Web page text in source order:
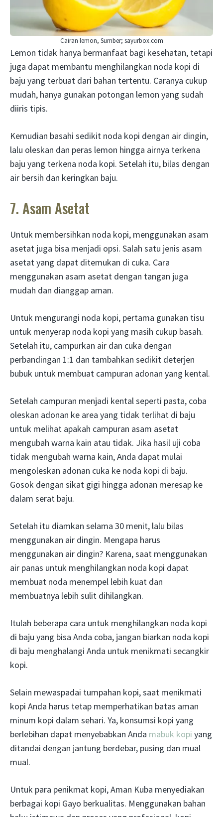
Cairan lemon, Sumber; sayurbox.com
Lemon tidak hanya bermanfaat bagi kesehatan, tetapi
juga dapat membantu menghilangkan noda kopi di
baju yang terbuat dari bahan tertentu. Caranya cukup
mudah, hanya gunakan potongan lemon yang sudah
diiris tipis.
Kemudian basahi sedikit noda kopi dengan air dingin,
lalu oleskan dan peras lemon hingga airnya terkena
baju yang terkena noda kopi. Setelah itu, bilas dengan
air bersih dan keringkan baju.
7. Asam Asetat
Untuk membersihkan noda kopi, menggunakan asam
asetat juga bisa menjadi opsi. Salah satu jenis asam
asetat yang dapat ditemukan di cuka. Cara
menggunakan asam asetat dengan tangan juga
mudah dan dianggap aman.
Untuk mengurangi noda kopi, pertama gunakan tisu
untuk menyerap noda kopi yang masih cukup basah.
Setelah itu, campurkan air dan cuka dengan
perbandingan 1:1 dan tambahkan sedikit deterjen
bubuk untuk membuat campuran adonan yang kental.
Setelah campuran menjadi kental seperti pasta, coba
oleskan adonan ke area yang tidak terlihat di baju
untuk melihat apakah campuran asam asetat
mengubah warna kain atau tidak. Jika hasil uji coba
tidak mengubah warna kain, Anda dapat mulai
mengoleskan adonan cuka ke noda kopi di baju.
Gosok dengan sikat gigi hingga adonan meresap ke
dalam serat baju.
Setelah itu diamkan selama 30 menit, lalu bilas
menggunakan air dingin. Mengapa harus
menggunakan air dingin? Karena, saat menggunakan
air panas untuk menghilangkan noda kopi dapat
membuat noda menempel lebih kuat dan
membuatnya lebih sulit dihilangkan.
Itulah beberapa cara untuk menghilangkan noda kopi
di baju yang bisa Anda coba, jangan biarkan noda kopi
di baju menghalangi Anda untuk menikmati secangkir
kopi.
Selain mewaspadai tumpahan kopi, saat menikmati
kopi Anda harus tetap memperhatikan batas aman
minum kopi dalam sehari. Ya, konsumsi kopi yang
berlebihan dapat menyebabkan Anda mabuk kopi yang
ditandai dengan jantung berdebar, pusing dan mual
mual.
Untuk para penikmat kopi, Aman Kuba menyediakan
berbagai kopi Gayo berkualitas. Menggunakan bahan